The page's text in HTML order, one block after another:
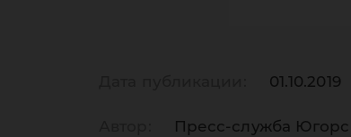
01.10.2019
Пресс-служба